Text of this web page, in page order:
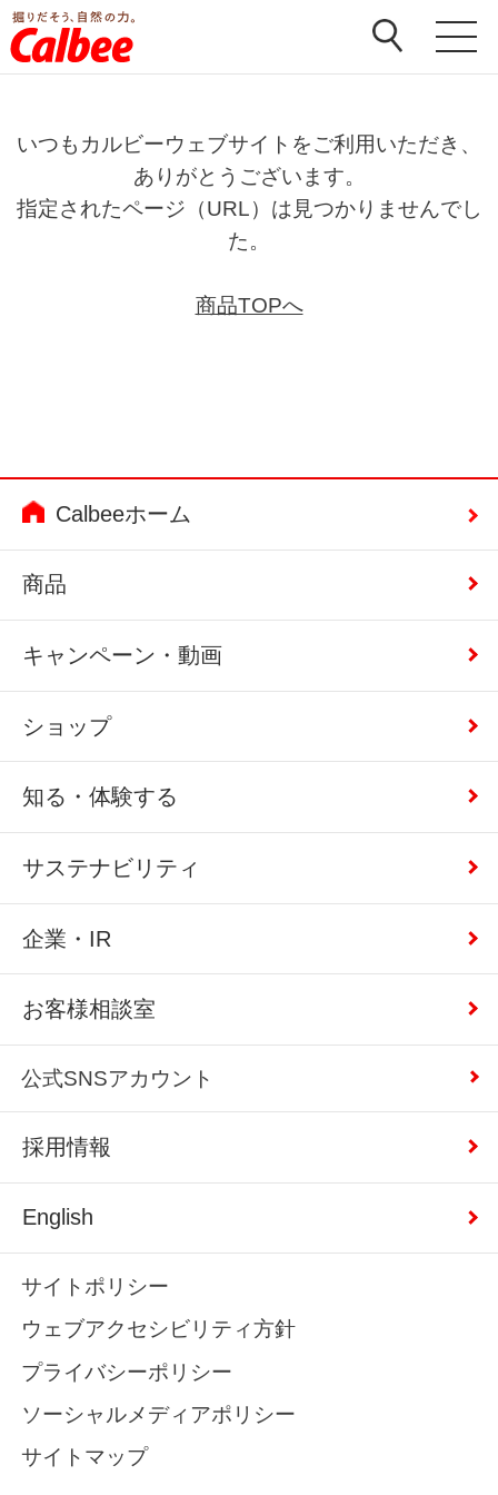
いつもカルビーウェブサイトをご利用いただき、
ありがとうございます。
指定されたページ（URL）は見つかりませんでし
た。
商品TOPへ
Calbeeホーム
商品
キャンペーン・動画
ショップ
知る・体験する
サステナビリティ
企業・IR
お客様相談室
公式SNSアカウント
採用情報
English
サイトポリシー
ウェブアクセシビリティ方針
プライバシーポリシー
ソーシャルメディアポリシー
サイトマップ